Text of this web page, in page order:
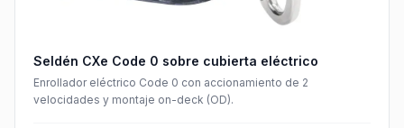
Seldén CXe Code 0 sobre cubierta eléctrico
Enrollador eléctrico Code 0 con accionamiento de 2
velocidades y montaje on-deck (OD).